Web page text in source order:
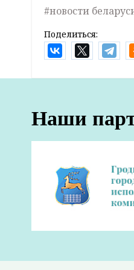
#новости
Поделиться:
Наши